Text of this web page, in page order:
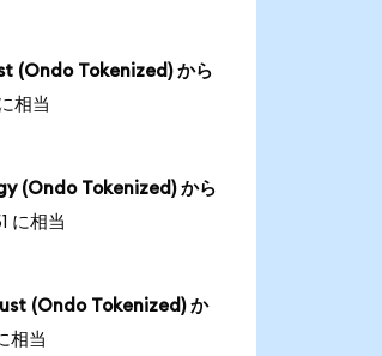
(Ondo Tokenized) から
相当
(Ondo Tokenized) から
に相当
(Ondo Tokenized) か
相当